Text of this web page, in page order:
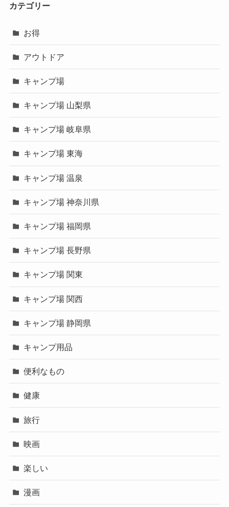
カテゴリー
お得
アウトドア
キャンプ場
キャンプ場 山梨県
キャンプ場 岐阜県
キャンプ場 東海
キャンプ場 温泉
キャンプ場 神奈川県
キャンプ場 福岡県
キャンプ場 長野県
キャンプ場 関東
キャンプ場 関西
キャンプ場 静岡県
キャンプ用品
便利なもの
健康
旅行
映画
楽しい
漫画